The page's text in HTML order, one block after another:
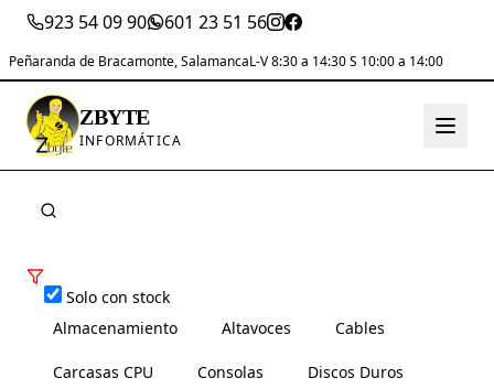
923 54 09 90 601 23 51 56
Peñaranda de Bracamonte, SalamancaL-V 8:30 a 14:30 S 10:00 a 14:00
ZBYTE
INFORMÁTICA
Solo con stock
Almacenamiento
Altavoces Cables
Carcasas CPU Consolas Discos Duros